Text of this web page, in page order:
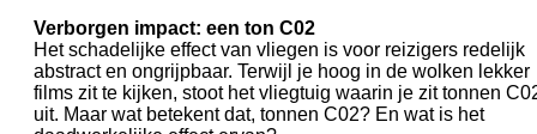
Verborgen impact: een ton C02
Het schadelijke effect van vliegen is voor reizigers redelijk
abstract en ongrijpbaar. Terwijl je hoog in de wolken lekker
films zit te kijken, stoot het vliegtuig waarin je zit tonnen
uit. Maar wat betekent dat, tonnen C02? En wat is het